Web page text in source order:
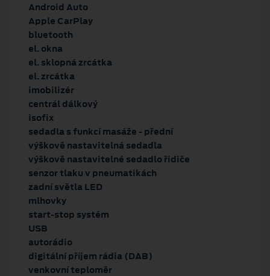
Android Auto
Apple CarPlay
bluetooth
el. okna
el. sklopná zrcátka
el. zrcátka
imobilizér
centrál dálkový
isofix
sedadla s funkcí masáže - přední
výškově nastavitelná sedadla
výškově nastavitelné sedadlo řidiče
senzor tlaku v pneumatikách
zadní světla LED
mlhovky
start-stop systém
USB
autorádio
digitální příjem rádia (DAB)
venkovní teploměr